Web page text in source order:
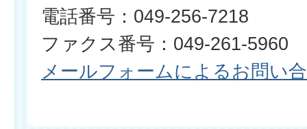
電話番号：049-256-7218
ファクス番号：049-261-5960
メールフォームによるお問い